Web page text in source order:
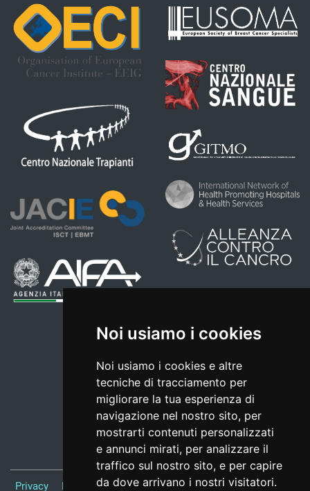
Noi usiamo i cookies
Noi usiamo i cookies e altre
tecniche di tracciamento per
migliorare la tua esperienza di
navigazione nel nostro sito, per
mostrarti contenuti personalizzati
e annunci mirati, per analizzare il
traffico sul nostro sito, e per capire
da dove arrivano i nostri visitatori.
Privacy Note Legali Responsabile del sito Credits